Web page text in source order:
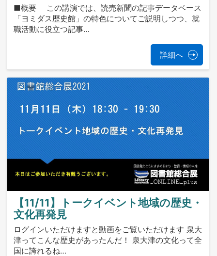
■概要 この講演では、読売新聞の記事データベース
「ヨミダス歴史館」の特色についてご説明しつつ、就
職活動に役立つ記事…
詳細へ
【11/11】トークイベント地域の歴史・
文化再発見
ログインいただけますと動画をご覧いただけます 泉大
津ってこんな歴史があったんだ！ 泉大津の文化って全
国に誇れるね…